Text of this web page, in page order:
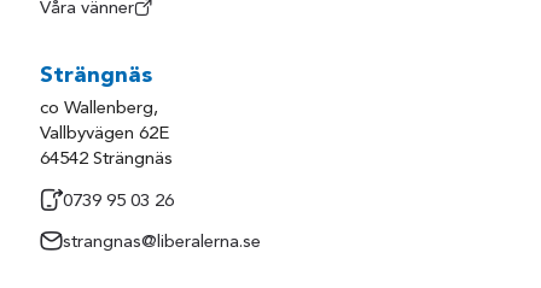
Våra vänner
Strängnäs
co Wallenberg,
Vallbyvägen 62E
64542 Strängnäs
0739 95 03 26
strangnas@liberalerna.se